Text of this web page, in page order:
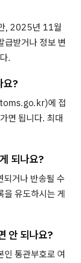
, 2025년 11월
급받거나 정보 변
.
요?
에 접
면 됩니다. 최대
되나요?
되거나 반송될 수
을 유도하시는 게
안 되나요?
인 통관부호로 여